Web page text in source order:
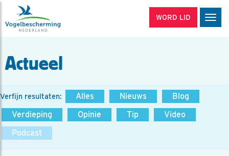
WORD LID
Actueel
Verfijn resultaten: Alles Nieuws
Blog
Verdieping
Opinie Tip
Video
Podcast